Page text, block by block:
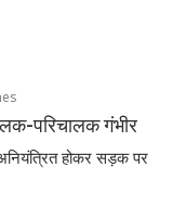
परिचालक गंभीर
होकर सड़क पर